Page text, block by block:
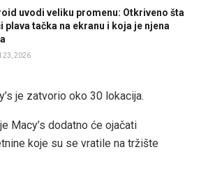
uvodi veliku promenu: Otkriveno šta
plava tačka na ekranu i koja je njena
23, 2026
je zatvorio oko 30 lokacija.
Macy’s dodatno će ojačati
koje su se vratile na tržište